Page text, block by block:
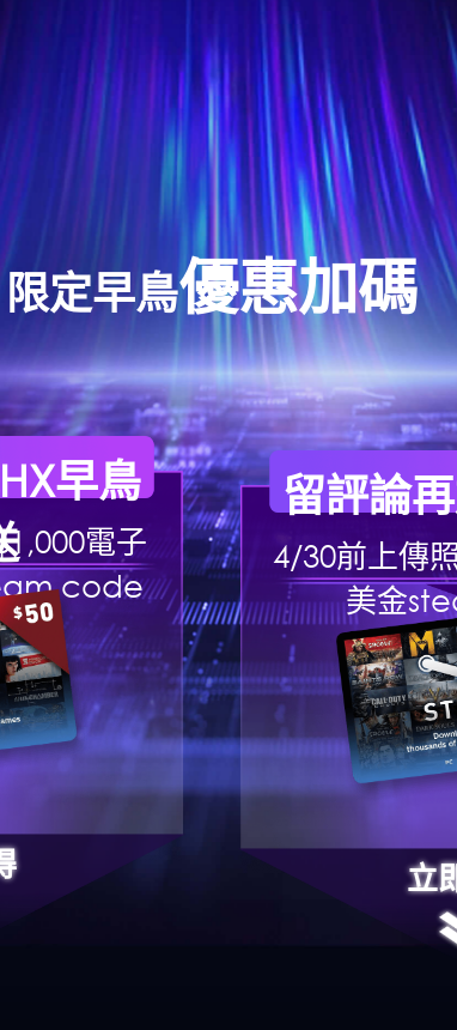
限定早鳥優惠加碼
早鳥
電子
code
留評論
4/30前上傳
美金
立